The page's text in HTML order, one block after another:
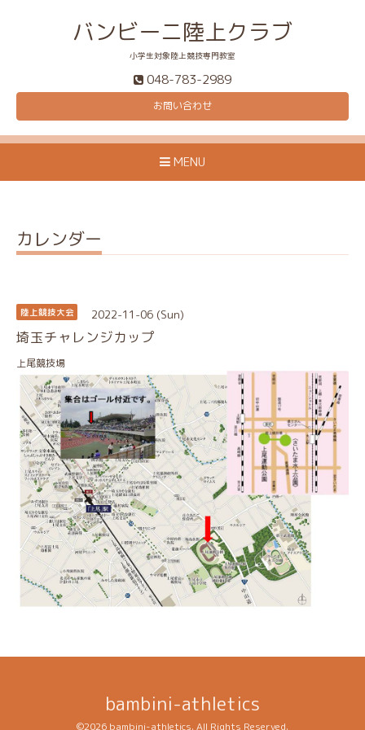
バンビーニ陸上クラブ
小学生対象陸上競技専門教室
048-783-2989
お問い合わせ
MENU
カレンダー
陸上競技大会 2022-11-06 (Sun)
埼玉チャレンジカップ
上尾競技場
bambini-athletics
©2026 bambini-athletics. All Rights Reserved.